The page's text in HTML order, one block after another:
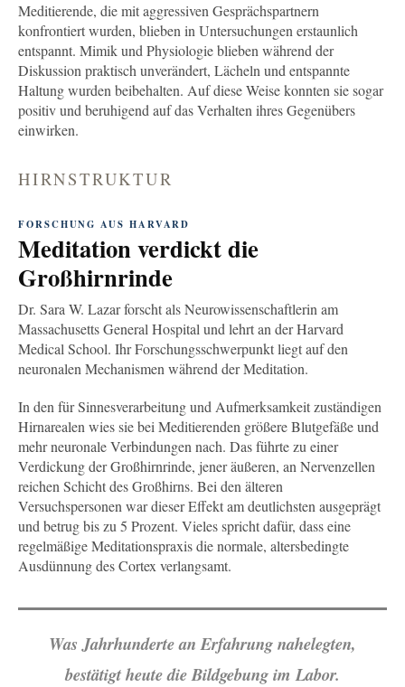
Meditierende, die mit aggressiven Gesprächspartnern
konfrontiert wurden, blieben in Untersuchungen erstaunlich
entspannt. Mimik und Physiologie blieben während der
Diskussion praktisch unverändert, Lächeln und entspannte
Haltung wurden beibehalten. Auf diese Weise konnten sie sogar
positiv und beruhigend auf das Verhalten ihres Gegenübers
einwirken.
HIRNSTRUKTUR
FORSCHUNG AUS HARVARD
Meditation verdickt die
Großhirnrinde
Dr. Sara W. Lazar forscht als Neurowissenschaftlerin am
Massachusetts General Hospital und lehrt an der Harvard
Medical School. Ihr Forschungsschwerpunkt liegt auf den
neuronalen Mechanismen während der Meditation.
In den für Sinnesverarbeitung und Aufmerksamkeit zuständigen
Hirnarealen wies sie bei Meditierenden größere Blutgefäße und
mehr neuronale Verbindungen nach. Das führte zu einer
Verdickung der Großhirnrinde, jener äußeren, an Nervenzellen
reichen Schicht des Großhirns. Bei den älteren
Versuchspersonen war dieser Effekt am deutlichsten ausgeprägt
und betrug bis zu 5 Prozent. Vieles spricht dafür, dass eine
regelmäßige Meditationspraxis die normale, altersbedingte
Ausdünnung des Cortex verlangsamt.
Was Jahrhunderte an Erfahrung nahelegten,
bestätigt heute die Bildgebung im Labor.